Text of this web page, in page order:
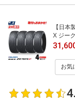
【日
X ジー
ご購入
性能
お気